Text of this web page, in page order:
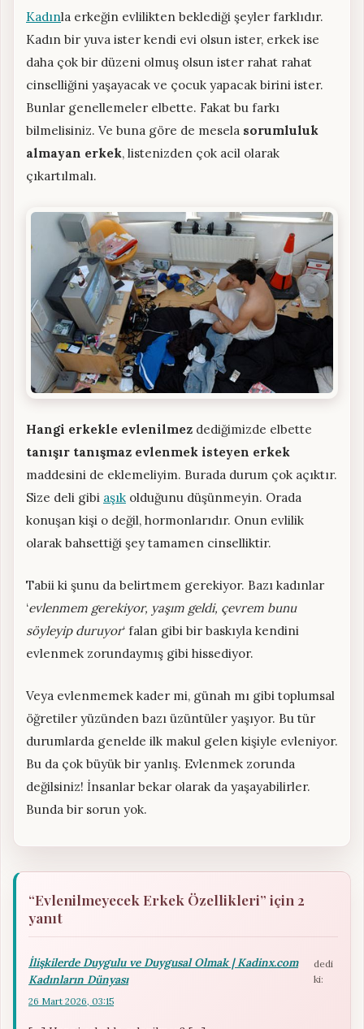
Kadınla erkeğin evlilikten beklediği şeyler farklıdır.
Kadın bir yuva ister kendi evi olsun ister, erkek ise
daha çok bir düzeni olmuş olsun ister rahat rahat
cinselliğini yaşayacak ve çocuk yapacak birini ister.
Bunlar genellemeler elbette. Fakat bu farkı
bilmelisiniz. Ve buna göre de mesela sorumluluk
almayan erkek, listenizden çok acil olarak
çıkartılmalı.
Hangi erkekle evlenilmez dediğimizde elbette
tanışır tanışmaz evlenmek isteyen erkek
maddesini de eklemeliyim. Burada durum çok açıktır.
Size deli gibi aşık olduğunu düşünmeyin. Orada
konuşan kişi o değil, hormonlarıdır. Onun evlilik
olarak bahsettiği şey tamamen cinselliktir.
Tabii ki şunu da belirtmem gerekiyor. Bazı kadınlar
‘evlenmem gerekiyor, yaşım geldi, çevrem bunu
söyleyip duruyor‘ falan gibi bir baskıyla kendini
evlenmek zorundaymış gibi hissediyor.
Veya evlenmemek kader mi, günah mı gibi toplumsal
öğretiler yüzünden bazı üzüntüler yaşıyor. Bu tür
durumlarda genelde ilk makul gelen kişiyle evleniyor.
Bu da çok büyük bir yanlış. Evlenmek zorunda
değilsiniz! İnsanlar bekar olarak da yaşayabilirler.
Bunda bir sorun yok.
“Evlenilmeyecek Erkek Özellikleri” için 2
yanıt
İlişkilerde Duygulu ve Duygusal Olmak | Kadinx.com
Kadınların Dünyası
dedi
ki:
26 Mart 2026, 03:15